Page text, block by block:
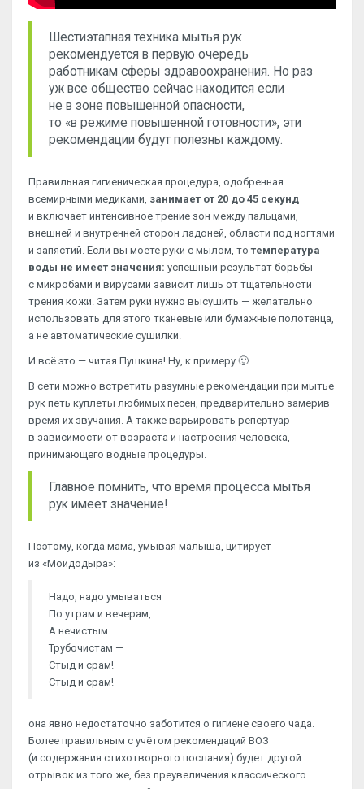
Шестиэтапная техника мытья рук
рекомендуется в первую очередь
работникам сферы здравоохранения. Но раз
уж все общество сейчас находится если
не в зоне повышенной опасности,
то «в режиме повышенной готовности», эти
рекомендации будут полезны каждому.
Правильная гигиеническая процедура, одобренная
всемирными медиками, занимает от 20 до 45 секунд
и включает интенсивное трение зон между пальцами,
внешней и внутренней сторон ладоней, области под ногтями
и запястий. Если вы моете руки с мылом, тотемпература
воды не имеет значения: успешный результат борьбы
с микробами и вирусами зависит лишь от тщательности
трения кожи. Затем руки нужно высушить — желательно
использовать для этого тканевые или бумажные полотенца,
а не автоматические сушилки.
И всё это — читая Пушкина! Ну, к примеру 🙂
В сети можно встретить разумные рекомендации при мытье
рук петь куплеты любимых песен, предварительно замерив
время их звучания. А также варьировать репертуар
в зависимости от возраста и настроения человека,
принимающего водные процедуры.
Главное помнить, что время процесса мытья
рук имеет значение!
Поэтому, когда мама, умывая малыша, цитирует
из «Мойдодыра»:
Надо, надо умываться
По утрам и вечерам,
А нечистым
Трубочистам —
Стыд и срам!
Стыд и срам! —
она явно недостаточно заботится о гигиене своего чада.
Более правильным с учётом рекомендаций ВОЗ
(и содержания стихотворного послания) будет другой
отрывок из того же, без преувеличения классического